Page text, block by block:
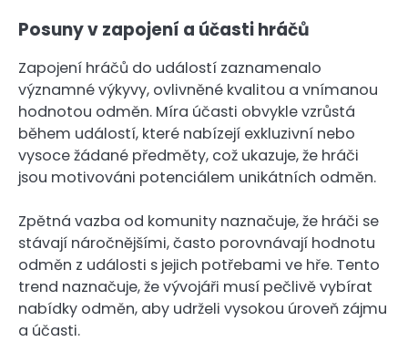
Posuny v zapojení a účasti hráčů
Zapojení hráčů do událostí zaznamenalo
významné výkyvy, ovlivněné kvalitou a vnímanou
hodnotou odměn. Míra účasti obvykle vzrůstá
během událostí, které nabízejí exkluzivní nebo
vysoce žádané předměty, což ukazuje, že hráči
jsou motivováni potenciálem unikátních odměn.
Zpětná vazba od komunity naznačuje, že hráči se
stávají náročnějšími, často porovnávají hodnotu
odměn z události s jejich potřebami ve hře. Tento
trend naznačuje, že vývojáři musí pečlivě vybírat
nabídky odměn, aby udrželi vysokou úroveň zájmu
a účasti.